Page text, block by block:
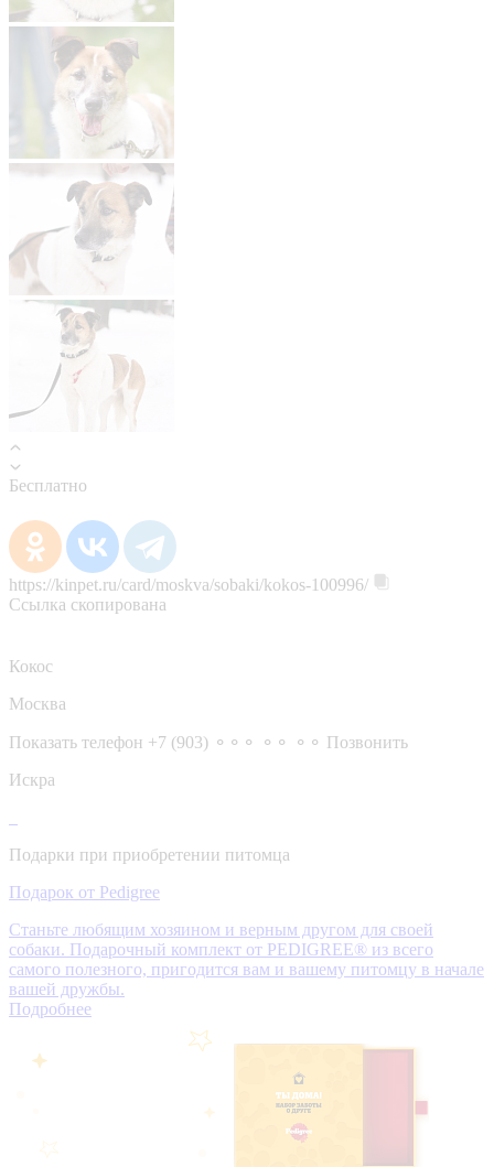
Бесплатно
https://kinpet.ru/card/moskva/sobaki/kokos-100996/
Ссылка скопирована
Кокос
Москва
Показать телефон +7 (903) ⚬⚬⚬ ⚬⚬ ⚬⚬ Позвонить
Искра
Подарки при приобретении питомца
Подарок от Pedigree
Станьте любящим хозяином и верным другом для своей
собаки. Подарочный комплект от PEDIGREE® из всего
самого полезного, пригодится вам и вашему питомцу в начале
вашей дружбы.
Подробнее